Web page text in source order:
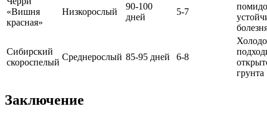
«Вишня
красная»
Низкорослый
90-100
дней
5-7
Сибирский
скороспелый
Среднерослый 85-95 дней 6-8
грунта
Заключение